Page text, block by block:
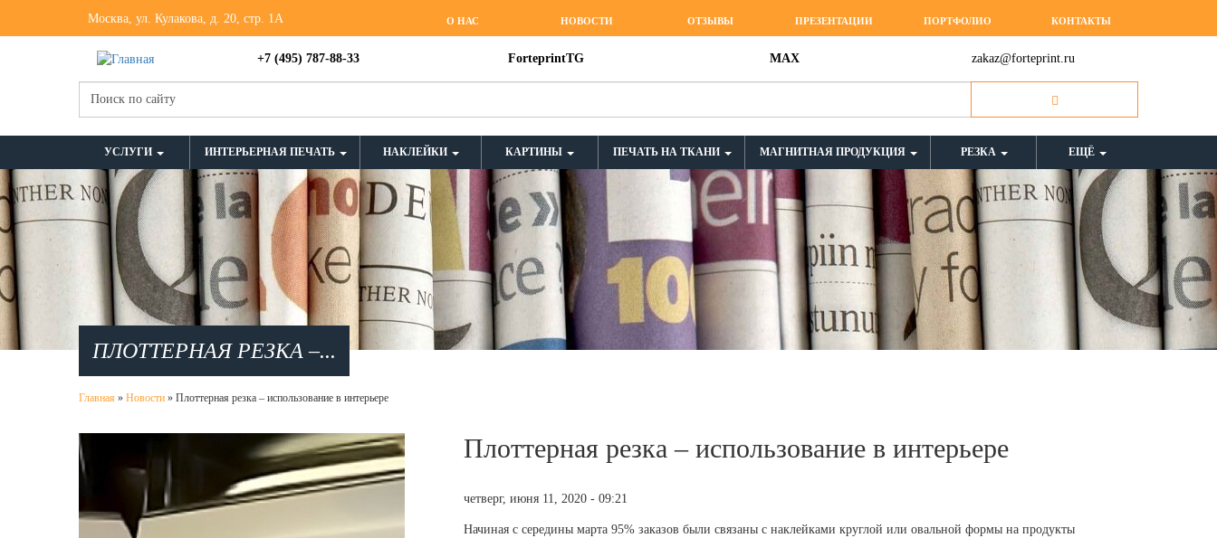
Москва, ул. Кулакова, д. 20, стр. 1А О НАС НОВОСТИ ОТЗЫВЫ ПРЕЗЕНТАЦИИ ПОРТФОЛИО КОНТАКТЫ
+7 (495) 787-88-33 ForteprintTG MAX zakaz@forteprint.ru
УСЛУГИ ИНТЕРЬЕРНАЯ ПЕЧАТЬ НАКЛЕЙКИ КАРТИНЫ ПЕЧАТЬ НА ТКАНИ МАГНИТНАЯ ПРОДУКЦИЯ РЕЗКА ЕЩЁ
ПЛОТТЕРНАЯ РЕЗКА –...
Главная » Новости » Плоттерная резка – использование в интерьере
Плоттерная резка – использование в интерьере
четверг, июня 11, 2020 - 09:21
Начиная с середины марта 95% заказов были связаны с наклейками круглой или овальной формы на продукты